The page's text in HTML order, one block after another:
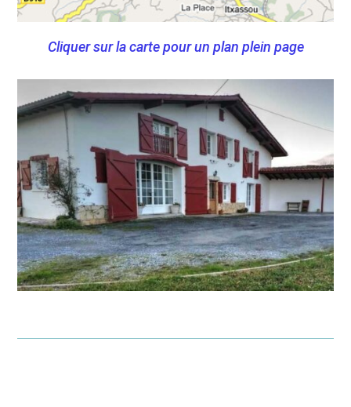
Cliquer sur la carte pour un plan plein page